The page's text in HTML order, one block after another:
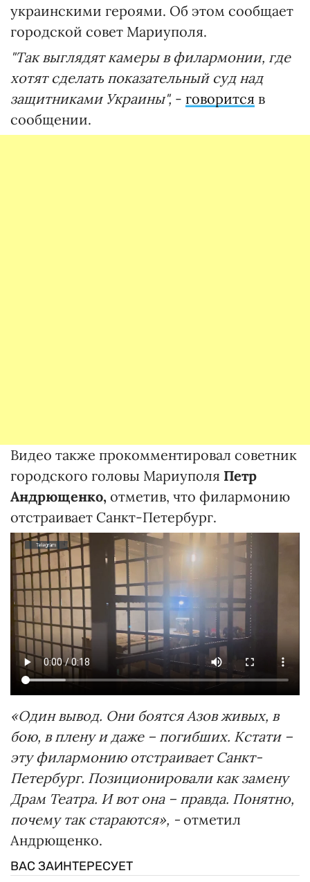
украинскими героями. Об этом сообщает
городской совет Мариуполя.
"Так выглядят камеры в филармонии, где
хотят сделать показательный суд над
защитниками Украины", - говорится в
сообщении.
Видео также прокомментировал советник
городского головы Мариуполя Петр
Андрющенко, отметив, что филармонию
отстраивает Санкт-Петербург.
«Один вывод. Они боятся Азов живых, в
бою, в плену и даже – погибших. Кстати –
эту филармонию отстраивает Санкт-
Петербург. Позиционировали как замену
Драм Театра. И вот она – правда. Понятно,
почему так стараются», - отметил
Андрющенко.
ВАС ЗАИНТЕРЕСУЕТ